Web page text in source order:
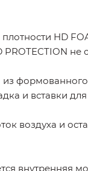
HD
не
и вставки
воздуха и
внутренняя